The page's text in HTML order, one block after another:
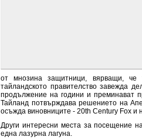
от мнозина защитници, вярващи, че
тайландското правителство завежда
продължение на години и преминават
Тайланд потвърждава решението на
осъжда виновниците - 20th Century Fox и
Други интересни места за посещение
една лазурна лагуна.